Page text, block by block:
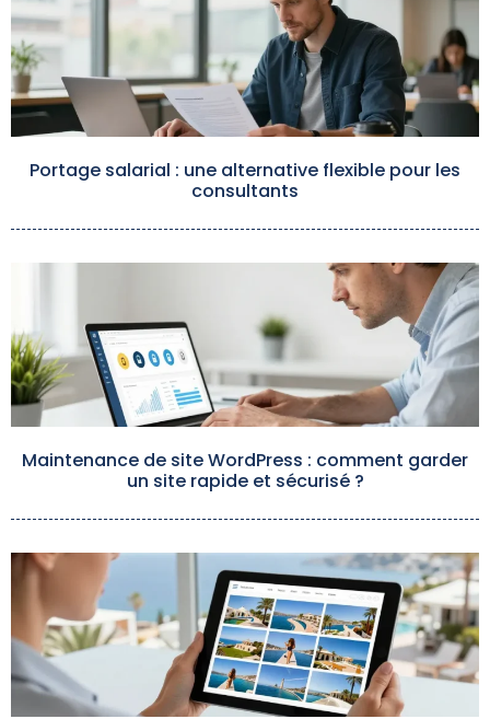
Portage salarial : une alternative flexible pour les
consultants
Maintenance de site WordPress : comment garder
un site rapide et sécurisé ?